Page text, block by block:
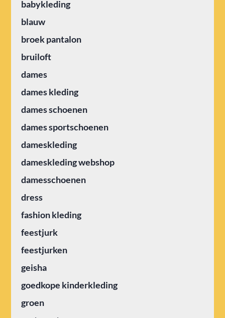
babykleding
blauw
broek pantalon
bruiloft
dames
dames kleding
dames schoenen
dames sportschoenen
dameskleding
dameskleding webshop
damesschoenen
dress
fashion kleding
feestjurk
feestjurken
geisha
goedkope kinderkleding
groen